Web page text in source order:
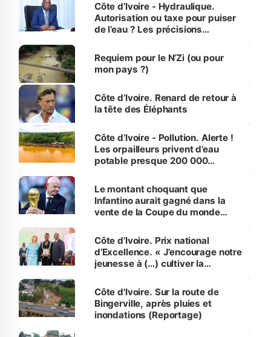
Côte d’Ivoire - Hydraulique.
Autorisation ou taxe pour puiser
de l’eau ? Les précisions
Requiem pour le N’Zi (ou pour
mon pays ?)
Côte d’Ivoire. Renard de retour à
la tête des Éléphants
Côte d’Ivoire - Pollution. Alerte !
Les orpailleurs privent d’eau
potable presque 200 000
Le montant choquant que
Infantino aurait gagné dans la
vente de la Coupe du monde
Côte d’Ivoire. Prix national
d’Excellence. « J’encourage notre
jeunesse à (…) cultiver la
(Alassane Ouattara
Côte d'Ivoire. Sur la route de
Bingerville, après pluies et
inondations (Reportage)